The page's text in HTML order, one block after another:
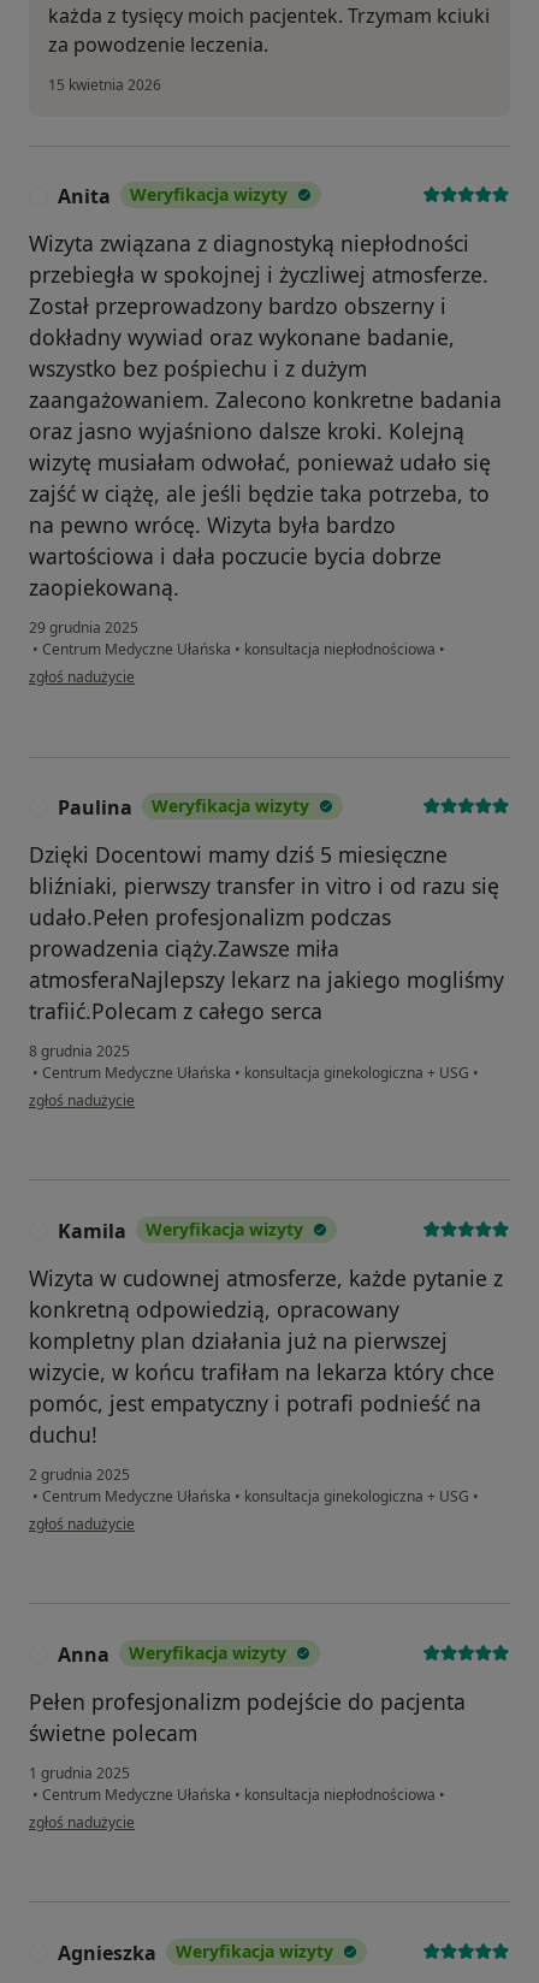
każda z tysięcy moich pacjentek. Trzymam kciuki
za powodzenie leczenia.
15 kwietnia 2026
Anita Weryfikacja wizyty
Wizyta związana z diagnostyką niepłodności
przebiegła w spokojnej i życzliwej atmosferze.
Został przeprowadzony bardzo obszerny i
dokładny wywiad oraz wykonane badanie,
wszystko bez pośpiechu i z dużym
zaangażowaniem. Zalecono konkretne badania
oraz jasno wyjaśniono dalsze kroki. Kolejną
wizytę musiałam odwołać, ponieważ udało się
zajść w ciążę, ale jeśli będzie taka potrzeba, to
na pewno wrócę. Wizyta była bardzo
wartościowa i dała poczucie bycia dobrze
zaopiekowaną.
29 grudnia 2025
• Centrum Medyczne Ułańska • konsultacja niepłodnościowa •
w opinii użytkownika Anita
zgłoś nadużycie
Paulina Weryfikacja wizyty
Dzięki Docentowi mamy dziś 5 miesięczne
bliźniaki, pierwszy transfer in vitro i od razu się
udało.Pełen profesjonalizm podczas
prowadzenia ciąży.Zawsze miła
atmosferaNajlepszy lekarz na jakiego mogliśmy
trafiić.Polecam z całego serca
8 grudnia 2025
• Centrum Medyczne Ułańska • konsultacja ginekologiczna + USG •
w opinii użytkownika Paulina
zgłoś nadużycie
Kamila Weryfikacja wizyty
Wizyta w cudownej atmosferze, każde pytanie z
konkretną odpowiedzią, opracowany
kompletny plan działania już na pierwszej
wizycie, w końcu trafiłam na lekarza który chce
pomóc, jest empatyczny i potrafi podnieść na
duchu!
2 grudnia 2025
• Centrum Medyczne Ułańska • konsultacja ginekologiczna + USG •
w opinii użytkownika Kamila
zgłoś nadużycie
Anna Weryfikacja wizyty
Pełen profesjonalizm podejście do pacjenta
świetne polecam
1 grudnia 2025
• Centrum Medyczne Ułańska • konsultacja niepłodnościowa •
w opinii użytkownika Anna
zgłoś nadużycie
Agnieszka Weryfikacja wizyty